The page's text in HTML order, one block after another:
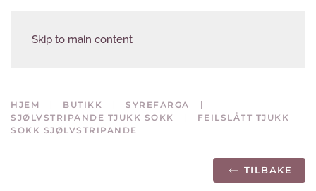
Skip to main content
HJEM BUTIKK
SYREFARGA
SJØLVSTRIPANDE TJUKK SOKK
FEILSLÅTT TJUKK
SOKK SJØLVSTRIPANDE
TILBAKE